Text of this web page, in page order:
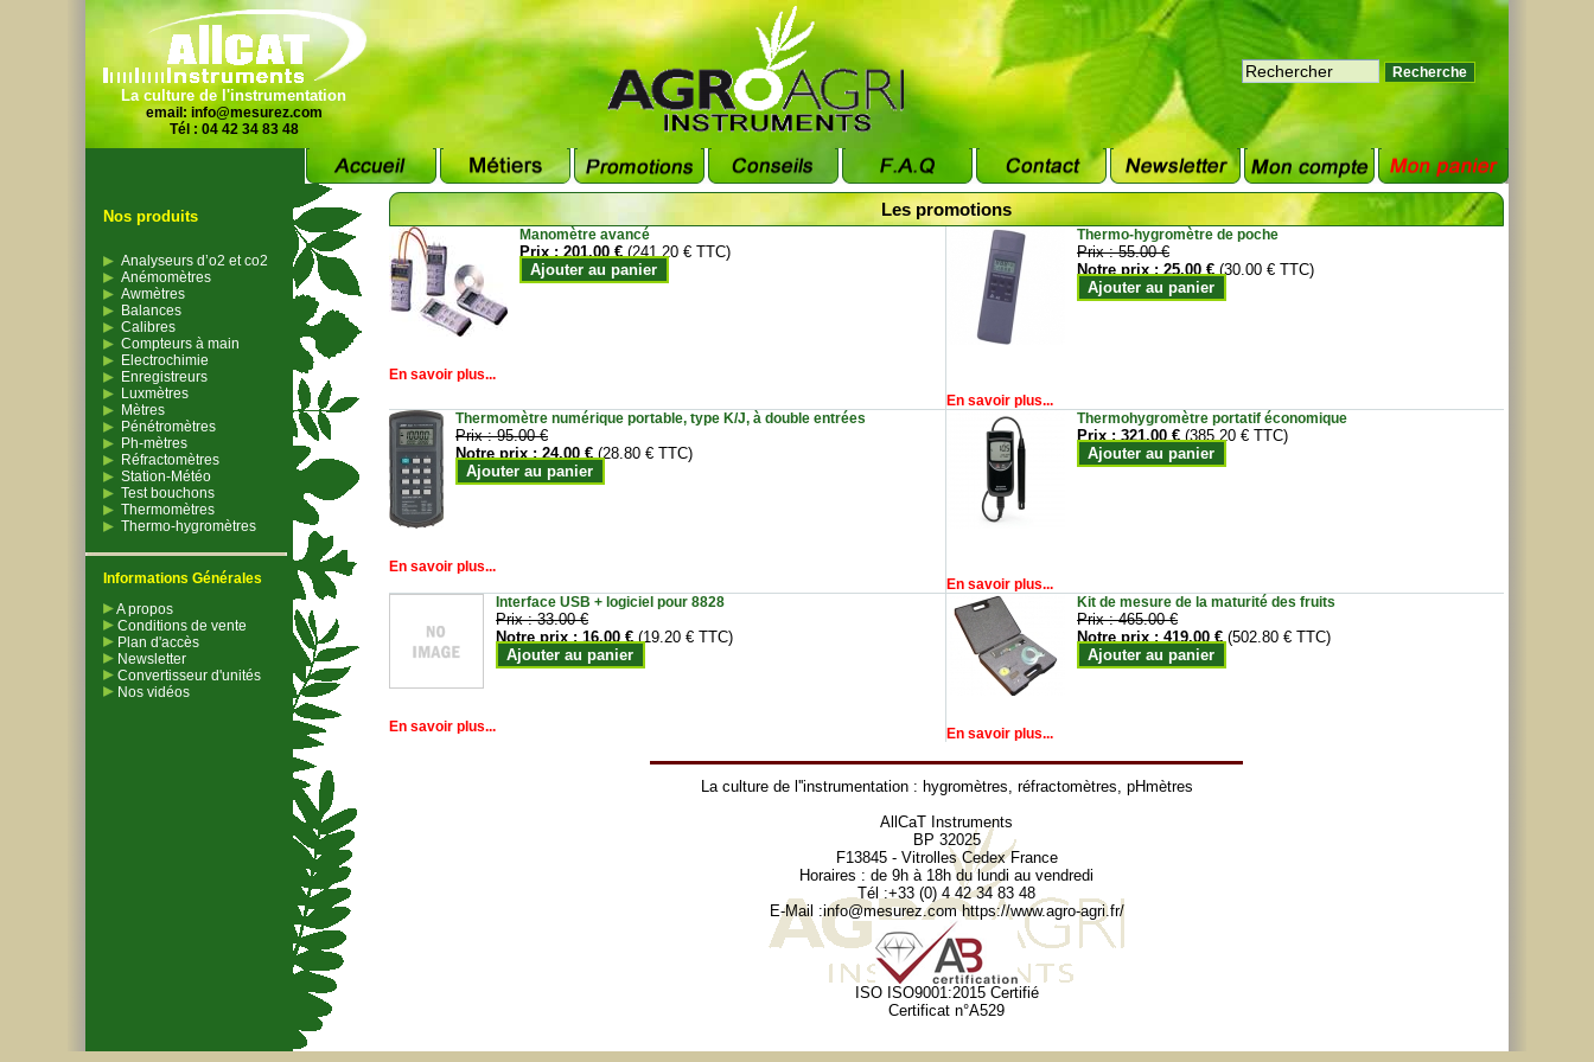
La culture de l'instrumentation
email: info@mesurez.com
Tél : 04 42 34 83 48
Nos produits
Analyseurs d’o2 et co2
Anémomètres
Awmètres
Balances
Calibres
Compteurs à main
Electrochimie
Enregistreurs
Luxmètres
Mètres
Pénétromètres
Ph-mètres
Réfractomètres
Station-Météo
Test bouchons
Thermomètres
Thermo-hygromètres
Informations Générales
A propos
Conditions de vente
Plan d'accès
Newsletter
Convertisseur d'unités
Nos vidéos
Les promotions
Manomètre avancé
Prix :201.00 € (241.20 € TTC)
Ajouter au panier
En savoir plus...
Thermo-hygromètre de poche
Prix :55.00 €
Notre prix :25.00 € (30.00 € TTC)
Ajouter au panier
En savoir plus...
Thermomètre numérique portable, type K/J, à double entrées
Prix :95.00 €
Notre prix :24.00 € (28.80 € TTC)
Ajouter au panier
En savoir plus...
Thermohygromètre portatif économique
Prix :321.00 € (385.20 € TTC)
Ajouter au panier
En savoir plus...
Interface USB + logiciel pour 8828
Prix :33.00 €
Notre prix :16.00 € (19.20 € TTC)
Ajouter au panier
En savoir plus...
Kit de mesure de la maturité des fruits
Prix :465.00 €
Notre prix :419.00 € (502.80 € TTC)
Ajouter au panier
En savoir plus...
La culture de l''instrumentation : hygromètres, réfractomètres, pHmètres
AllCaT Instruments
BP 32025
F13845 - Vitrolles Cedex France
Horaires : de 9h à 18h du lundi au vendredi
Tél :+33 (0) 4 42 34 83 48
E-Mail :info@mesurez.com https://www.agro-agri.fr/
ISO ISO9001:2015 Certifié
Certificat n°A529